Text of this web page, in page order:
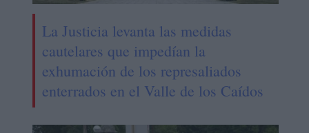
La Justicia levanta las medidas
cautelares que impedían la
exhumación de los represaliados
enterrados en el Valle de los Caídos